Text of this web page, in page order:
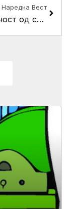
Наредна Вест
Благодарност од српскиот амбасадор до општина Кисела Вода. Кисела Вода им благодари на граѓаните.